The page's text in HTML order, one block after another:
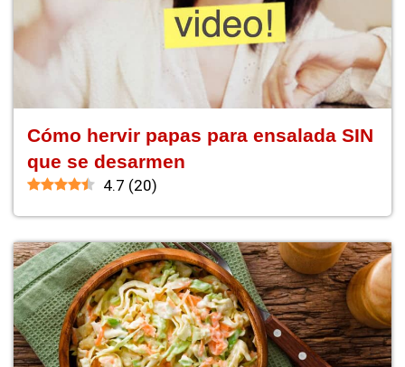
Cómo hervir papas para ensalada SIN
que se desarmen
4.7 (20)